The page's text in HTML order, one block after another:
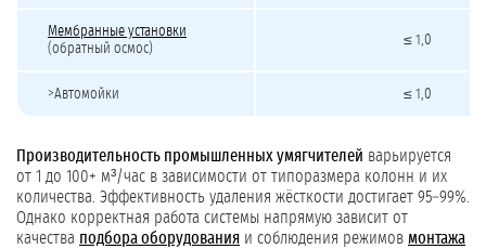
Мембранные установки
(обратный осмос)
≤ 1,0
>Автомойки ≤ 1,0
Производительность промышленных умягчителей варьируется
от 1 до 100+ м³/час в зависимости от типоразмера колонн и их
количества. Эффективность удаления жёсткости достигает 95–99%.
Однако корректная работа системы напрямую зависит от
качества подбора оборудования и соблюдения режимов монтажа